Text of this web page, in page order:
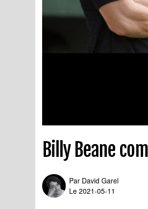
Billy Beane
Par David Garel
Le 2021-05-11